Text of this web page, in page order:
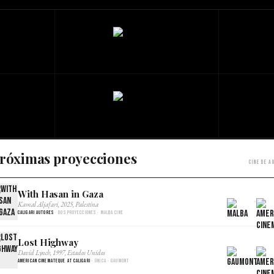
proyecciones Cine de
With Hasan in Gaza
Kamal Aljafari, 2025, Palestina
Caligari Autores · Dos proyecciones · Malba Cine
×
Lost Highway
David Lynch, 1997, Estados Unidos
American Cinemateque at Caligari · Única · Gaumont
×